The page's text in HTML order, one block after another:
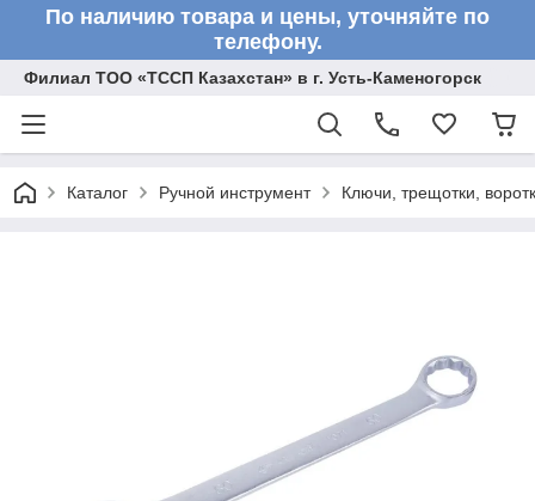
По наличию товара и цены, уточняйте по
телефону.
Филиал ТОО «ТССП Казахстан» в г. Усть-Каменогорск
Каталог Ручной инструмент Ключи, трещотки,